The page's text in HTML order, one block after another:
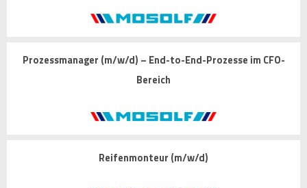
Prozessmanager (m/w/d) – End-to-End-Prozesse im CFO-
Bereich
Reifenmonteur (m/w/d)